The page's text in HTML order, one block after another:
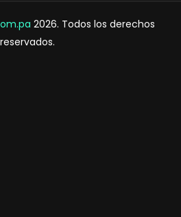
2026. Todos los derechos
reservados.